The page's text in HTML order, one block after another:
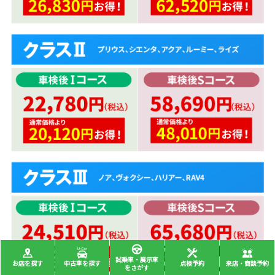
お店を探す 中古車を探す
試乗車・展示車
をさがす
点検予約 来店・商談予約